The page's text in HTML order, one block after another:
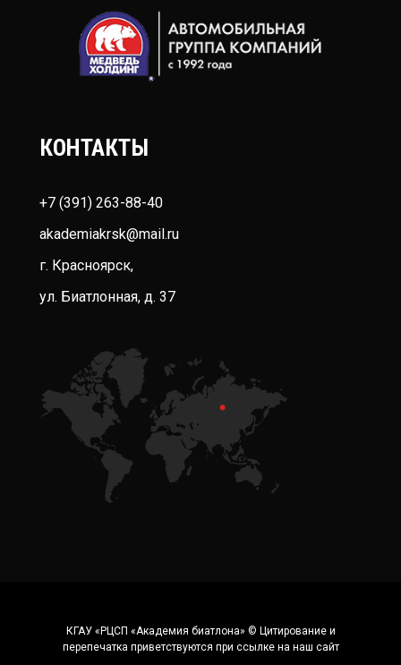
КОНТАКТЫ
+7 (391) 263-88-40
akademiakrsk@mail.ru
г. Красноярск,
ул. Биатлонная, д. 37
КГАУ «РЦСП «Академия биатлона» © Цитирование и
перепечатка приветствуются при ссылке на наш сайт